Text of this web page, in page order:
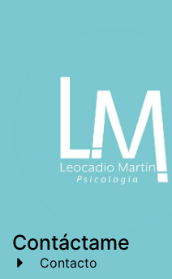
Contáctame
Contacto